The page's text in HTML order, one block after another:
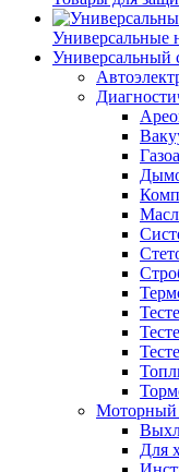
Универсальные
Универсальный
Моторный
Для